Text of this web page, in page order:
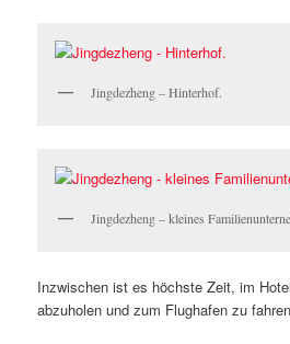
Jingdezheng – Hinterhof.
Jingdezheng – kleines
Inzwischen ist es höchste Zeit, im
abzuholen und zum Flughafen zu